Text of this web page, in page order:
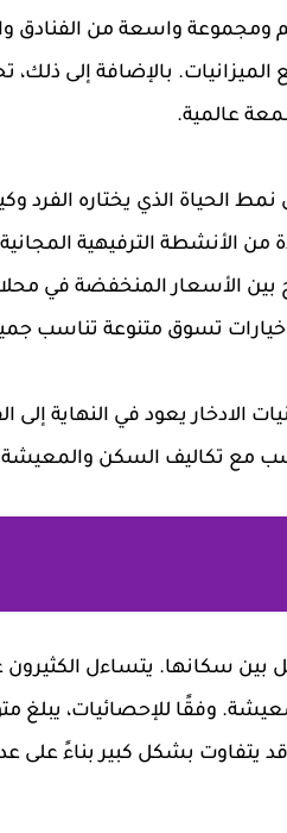
واسعة من الفنادق
بالإضافة إلى ذلك،
عالمية.
الحياة الذي يختاره الفرد
الأنشطة الترفيهية
الأسعار المنخفضة في
خيارات تسوق متنوعة تناسب
الادخار يعود في النهاية
مع تكاليف السكن
بين سكانها. يتساءل
وفقًا للإحصائيات، يبلغ
قد يتفاوت بشكل كبير بناءً